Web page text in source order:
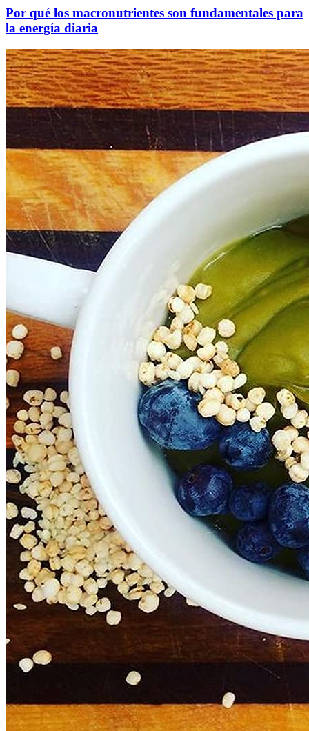
Por qué los macronutrientes son fundamentales para
la energía diaria